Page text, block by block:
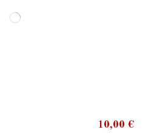
10,00 €